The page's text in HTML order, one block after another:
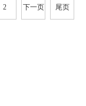
2 下一页 尾页